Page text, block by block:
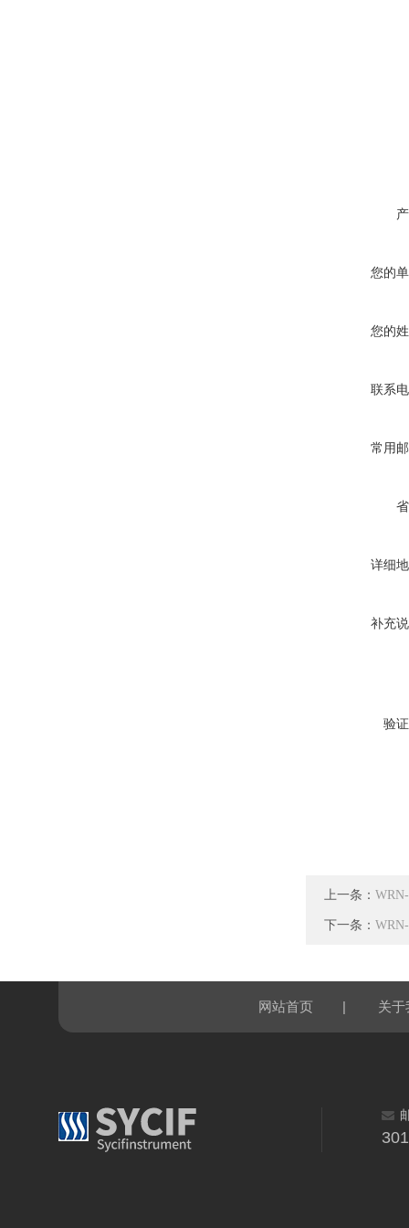
您的
您的
联系
常用
详细
补充
验
上一条：
下一条：
网站首页 | 关于